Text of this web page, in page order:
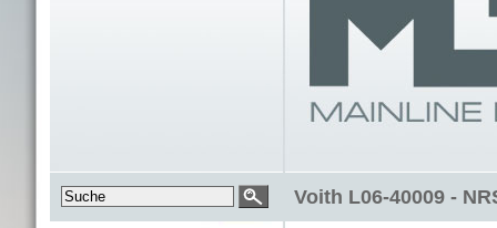
Voith L06-40009 -